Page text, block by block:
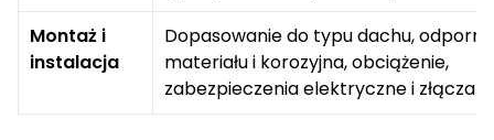
Montaż i
instalacja
Dopasowanie do typu dachu,
materiału i korozyjna, obciążenie,
zabezpieczenia elektryczne i złącza